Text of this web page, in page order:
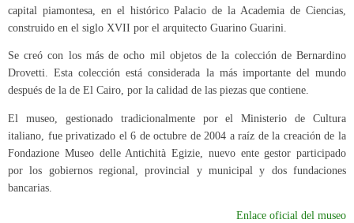
capital piamontesa, en el histórico Palacio de la Academia de Ciencias,
construido en el siglo XVII por el arquitecto Guarino Guarini.
Se creó con los más de ocho mil objetos de la colección de Bernardino
Drovetti. Esta colección está considerada la más importante del mundo
después de la de El Cairo, por la calidad de las piezas que contiene.
El museo, gestionado tradicionalmente por el Ministerio de Cultura
italiano, fue privatizado el 6 de octubre de 2004 a raíz de la creación de la
Fondazione Museo delle Antichità Egizie, nuevo ente gestor participado
por los gobiernos regional, provincial y municipal y dos fundaciones
bancarias.
Enlace oficial del museo